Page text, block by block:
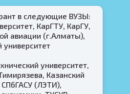
в следующие ВУЗЫ:
КарГТУ, КарГУ,
авиации (г.Алматы),
университет
университет,
Казанский
СПбГАСУ (ЛЭТИ),